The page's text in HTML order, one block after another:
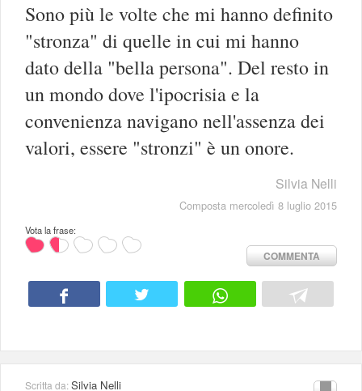
Sono più le volte che mi hanno definito
"stronza" di quelle in cui mi hanno
dato della "bella persona". Del resto in
un mondo dove l'ipocrisia e la
convenienza navigano nell'assenza dei
valori, essere "stronzi" è un onore.
Silvia Nelli
Composta mercoledì 8 luglio 2015
Vota la frase:
COMMENTA
Scritta da:Silvia Nelli